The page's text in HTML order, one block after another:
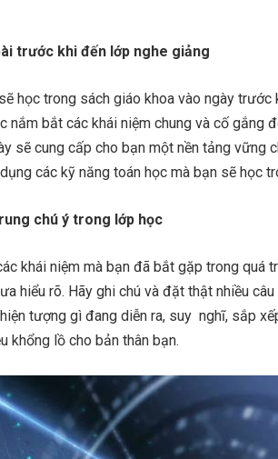
trước khi đến lớp nghe giảng
học trong sách giáo khoa vào ngày trước
nắm bắt các khái niệm chung và cố gắng
sẽ cung cấp cho bạn một nền tảng vững
các kỹ năng toán học mà bạn sẽ học
chú ý trong lớp học
khái niệm mà bạn đã bắt gặp trong quá
hiểu rõ. Hãy ghi chú và đặt thật nhiều câu
tượng gì đang diễn ra, suy nghĩ, sắp
khổng lồ cho bản thân bạn.